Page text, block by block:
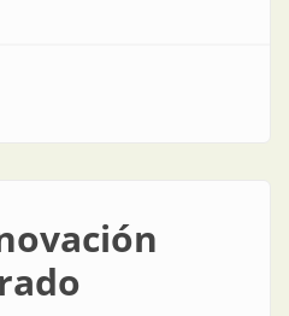
| Presentación Strand RS 320 LED en